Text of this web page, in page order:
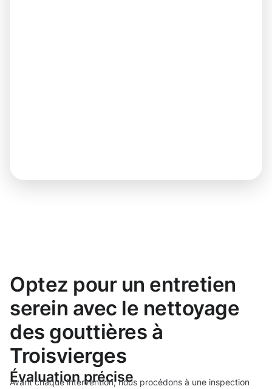
Optez pour un entretien
serein avec le nettoyage
des gouttières à
Troisvierges
Évaluation précise
Avant chaque intervention, nous procédons à une inspection